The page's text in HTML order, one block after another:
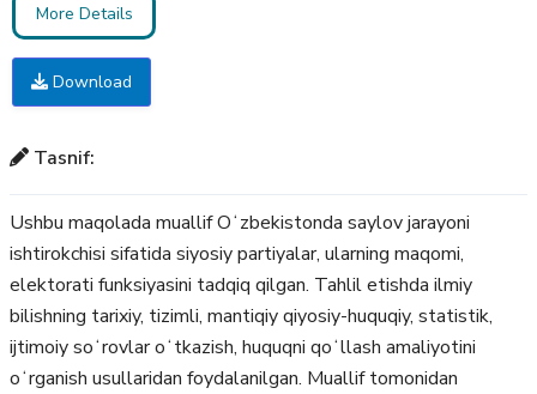
More Details
Download
Tasnif:
Ushbu maqolada muallif Oʻzbekistonda saylov jarayoni
ishtirokchisi sifatida siyosiy partiyalar, ularning maqomi,
elektorati funksiyasini tadqiq qilgan. Tahlil etishda ilmiy
bilishning tarixiy, tizimli, mantiqiy qiyosiy-huquqiy, statistik,
ijtimoiy soʻrovlar oʻtkazish, huquqni qoʻllash amaliyotini
oʻrganish usullaridan foydalanilgan. Muallif tomonidan